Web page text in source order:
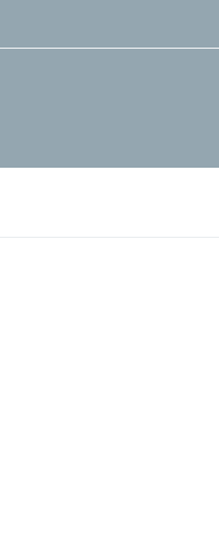
zum
MENU